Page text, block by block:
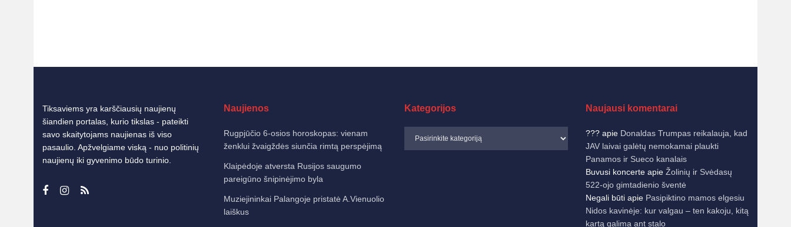
Tiksaviems yra karščiausių naujienų
šiandien portalas, kurio tikslas - pateikti
savo skaitytojams naujienas iš viso
pasaulio. Apžvelgiame viską - nuo politinių
naujienų iki gyvenimo būdo turinio.
Naujienos
Rugpjūčio 6-osios horoskopas: vienam
ženklui žvaigždės siunčia rimtą perspėjimą
Klaipėdoje atversta Rusijos saugumo
pareigūno šnipinėjimo byla
Muziejininkai Palangoje pristatė A.Vienuolio
laiškus
Kategorijos Naujausi komentarai
???apie Donaldas Trumpas reikalauja, kad
JAV laivai galėtų nemokamai plaukti
Panamos ir Sueco kanalais
Buvusi koncerteapie Žolinių ir Svėdasų
522-ojo gimtadienio šventė
Negali būtiapie Pasipiktino mamos elgesiu
Nidos kavinėje: kur valgau – ten kakoju, kitą
kartą galima ant stalo